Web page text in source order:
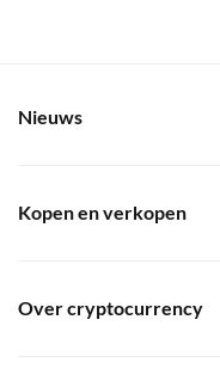
Nieuws
Kopen en verkopen
Over cryptocurrency